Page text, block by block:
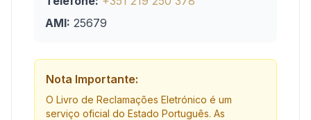
AMI: 25679
Nota Importante:
O Livro de Reclamações Eletrónico é um
serviço oficial do Estado Português. As